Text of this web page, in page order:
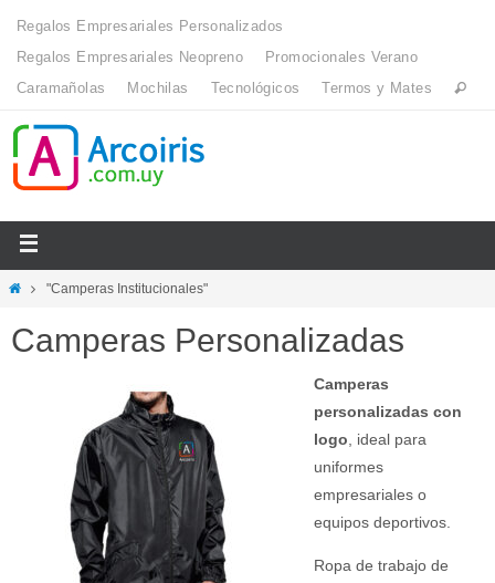
Regalos Empresariales Personalizados
Regalos Empresariales Neopreno
Promocionales Verano
Caramañolas
Mochilas Tecnológicos Termos y Mates
"Camperas Institucionales"
Camperas Personalizadas
Camperas
personalizadas con
logo , ideal para
uniformes
empresariales o
equipos deportivos.
Ropa de trabajo de